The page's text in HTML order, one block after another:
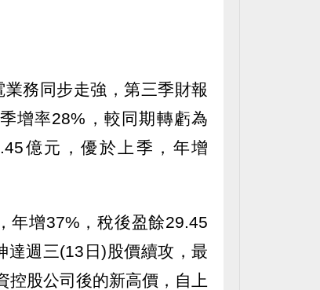
務同步走強，第三季財報
增率28%，較同期轉虧為
億元，優於上季，年增
年增37%，稅後盈餘29.45
達週三(13日)股價續攻，最
控股公司後的新高價，自上